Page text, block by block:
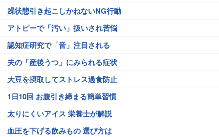
躁状態引き起こしかねないNG行動
アトピーで「汚い」扱いされ苦悩
認知症研究で「音」注目される
夫の「産後うつ」にみられる症状
大豆を摂取してストレス過食防止
1日10回 お腹引き締まる簡単習慣
太りにくいアイス 栄養士が解説
血圧を下げる飲みもの 選び方は